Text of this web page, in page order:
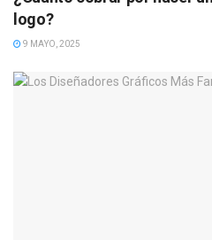
logo?
9 MAYO, 2025